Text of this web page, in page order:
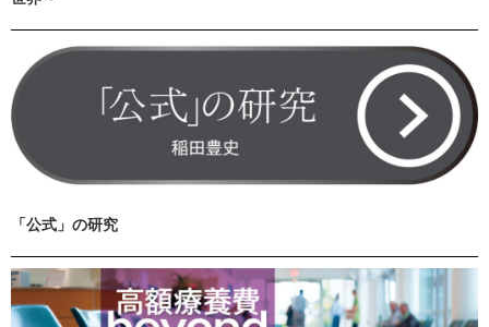
「公式」の研究